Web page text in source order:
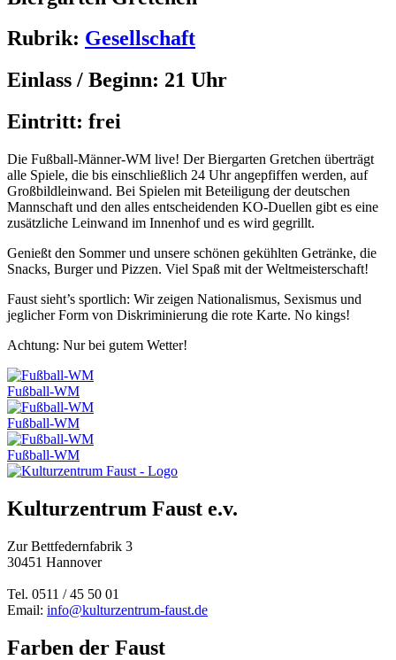
Rubrik: Gesellschaft
Einlass / Beginn: 21 Uhr
Eintritt: frei
Die Fußball-Männer-WM live! Der Biergarten Gretchen überträgt
alle Spiele, die bis einschließlich 24 Uhr angepfiffen werden, auf
Großbildleinwand. Bei Spielen mit Beteiligung der deutschen
Mannschaft und den alles entscheidenden KO-Duellen gibt es eine
zusätzliche Leinwand im Innenhof und es wird gegrillt.
Genießt den Sommer und unsere schönen gekühlten Getränke, die
Snacks, Burger und Pizzen. Viel Spaß mit der Weltmeisterschaft!
Faust sieht’s sportlich: Wir zeigen Nationalismus, Sexismus und
jeglicher Form von Diskriminierung die rote Karte. No kings!
Achtung: Nur bei gutem Wetter!
Fußball-WM
Fußball-WM
Fußball-WM
Kulturzentrum Faust e.v.
Zur Bettfedernfabrik 3
30451 Hannover
Tel. 0511 / 45 50 01
Email: info@kulturzentrum-faust.de
Farben der Faust